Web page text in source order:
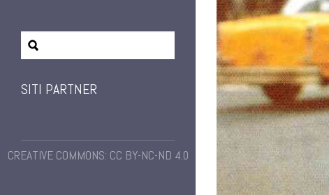
SITI PARTNER
CREATIVE COMMONS: CC BY-NC-ND 4.0